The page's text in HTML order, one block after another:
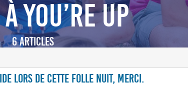
YOU’RE UP
6 ARTICLES
lors de cette folle nuit, MERCI.